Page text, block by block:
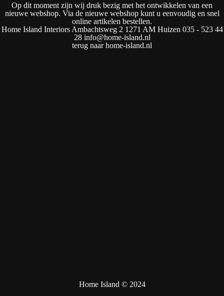
Op dit moment zijn wij druk bezig met het ontwikkelen van een
nieuwe webshop. Via de nieuwe webshop kunt u eenvoudig en snel
online artikelen bestellen.
Home Island InteriorsAmbachtsweg 2 1271 AM Huizen 035 - 523 44
28 info@home-island.nl
terug naar home-island.nl
Home Island © 2024